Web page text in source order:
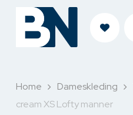
Home Dameskleding
cream XS Lofty manner